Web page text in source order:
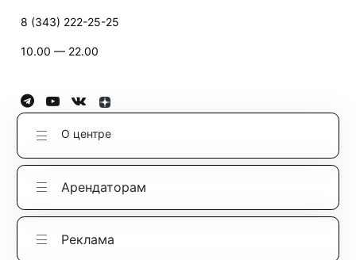
8 (343) 222-25-25
10.00 — 22.00
О центре
Арендаторам
Реклама